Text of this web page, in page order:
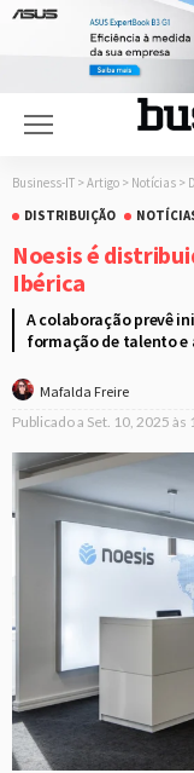
Business-IT > Artigo > Notícias >
DISTRIBUIÇÃO
Noesis é
Ibérica
A colaboração prevê
formação de talento
Mafalda Freire
Publicado a Set. 10, 2025 às